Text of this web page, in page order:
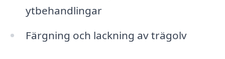
ytbehandlingar
Färgning och lackning av trägolv